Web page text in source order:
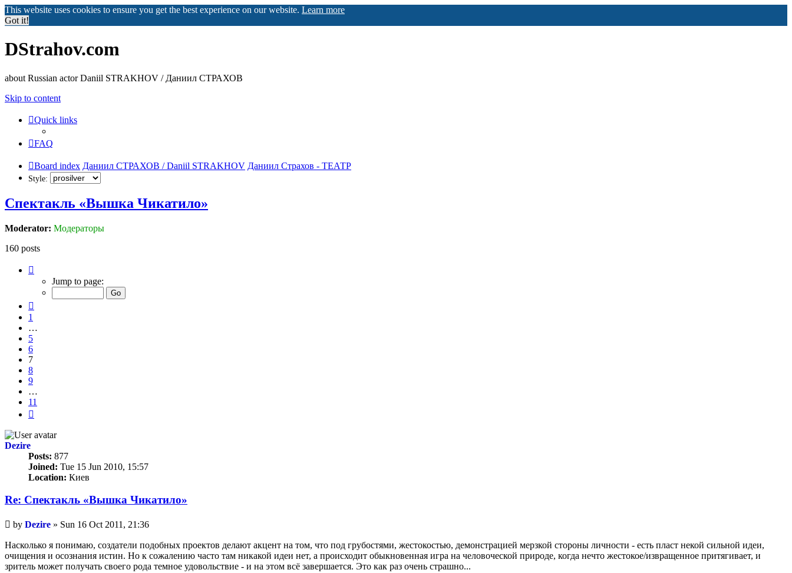
This website uses cookies to ensure you get the best experience on our website. Learn more
Got it!
DStrahov.com
about Russian actor Daniil STRAKHOV / Даниил СТРАХОВ
Skip to content
Quick links
FAQ
Board index Даниил СТРАХОВ / Daniil STRAKHOV Даниил Страхов - ТЕАТР
Style:
Спектакль «Вышка Чикатило»
Moderator: Модераторы
160 posts
Jump to page:
1
…
5
6
7
8
9
…
11
Dezire
Posts: 877
Joined: Tue 15 Jun 2010, 15:57
Location: Киев
Re: Спектакль «Вышка Чикатило»
Unread
post
by Dezire » Sun 16 Oct 2011, 21:36
Насколько я понимаю, создатели подобных проектов делают акцент на том, что под грубостями, жестокостью, демонстрацией мерзкой стороны личности - есть пласт некой сильной идеи,
очищения и осознания истин. Но к сожалению часто там никакой идеи нет, а происходит обыкновенная игра на человоческой природе, когда нечто жестокое/извращенное притягивает, и
зритель может получать своего рода темное удовольствие - и на этом всё завершается. Это как раз очень страшно...